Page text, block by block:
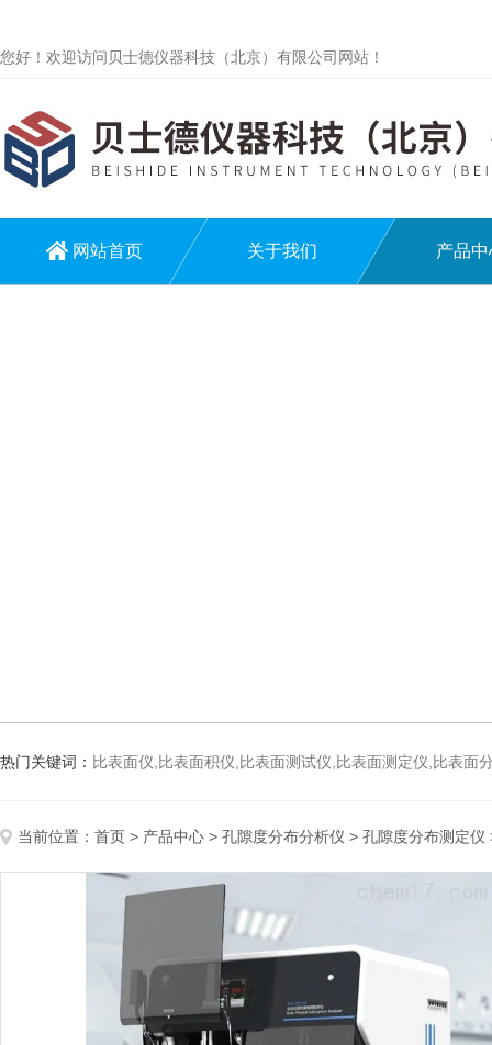
您好！欢迎访问贝士德仪器科技（北京）有限公司网站！
网站首页 关于我们 产品中
热门关键词： 比表面仪,比表面积仪,比表面测试仪,比表面测定仪,比表面分析仪,比表
当前位置： 首页 > 产品中心 > 孔隙度分布分析仪 > 孔隙度分布测定仪